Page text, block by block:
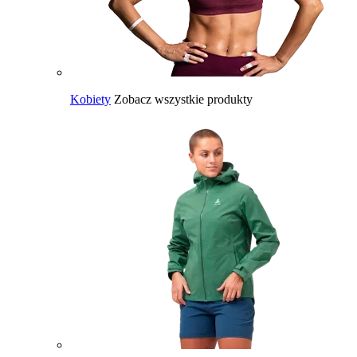
Kobiety Zobacz wszystkie produkty